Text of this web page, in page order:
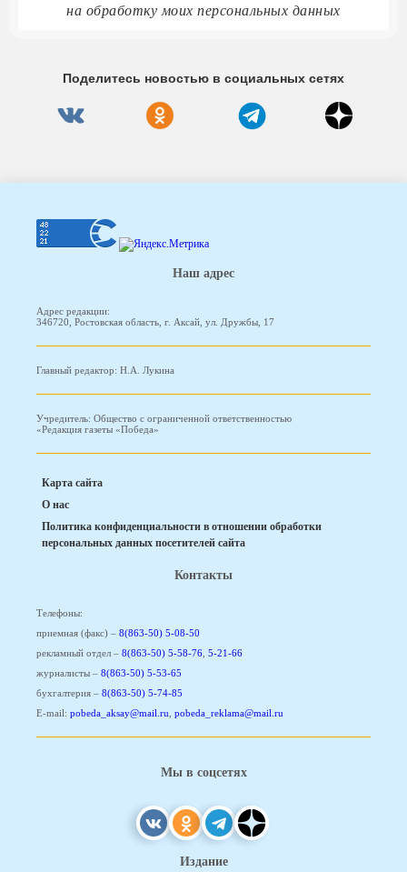
на обработку моих персональных данных
Поделитесь новостью в социальных сетях
Наш адрес
Адрес редакции:
346720, Ростовская область, г. Аксай, ул. Дружбы, 17
Главный редактор: Н.А. Лукина
Учредитель: Общество с ограниченной ответственностью
«Редакция газеты «Победа»
Карта сайта
О нас
Политика конфиденциальности в отношении обработки
персональных данных посетителей сайта
Контакты
Телефоны:
приемная (факс) – 8(863-50) 5-08-50
рекламный отдел – 8(863-50) 5-58-76, 5-21-66
журналисты – 8(863-50) 5-53-65
бухгалтерия – 8(863-50) 5-74-85
E-mail: pobeda_aksay@mail.ru, pobeda_reklama@mail.ru
Мы в соцсетях
Издание